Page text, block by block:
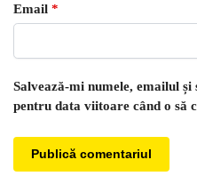
Email *
Salvează-mi numele, emailul
pentru data viitoare când o să